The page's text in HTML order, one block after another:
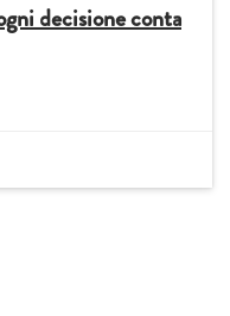
decisione conta